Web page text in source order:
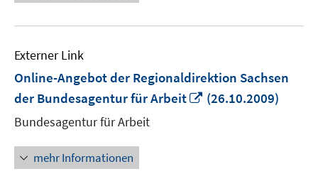
Externer Link
Online-Angebot der Regionaldirektion Sachsen
der Bundesagentur für Arbeit
In
(26.10.2009)
Bundesagentur für Arbeit
mehr Informationen